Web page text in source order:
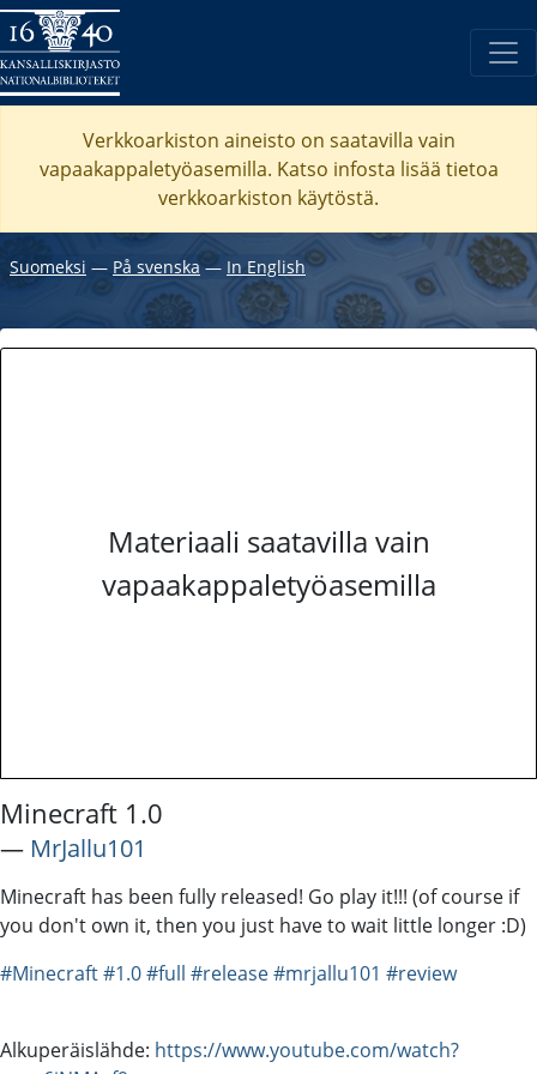
Verkkoarkiston aineisto on saatavilla vain
vapaakappaletyöasemilla. Katso infosta lisää tietoa
verkkoarkiston käytöstä.
Suomeksi ― På svenska― In English
Materiaali saatavilla vain
vapaakappaletyöasemilla
Minecraft 1.0
― MrJallu101
Minecraft has been fully released! Go play it!!! (of course if
you don't own it, then you just have to wait little longer :D)
#Minecraft#1.0#full #release#mrjallu101 #review
Alkuperäislähde: https://www.youtube.com/watch?